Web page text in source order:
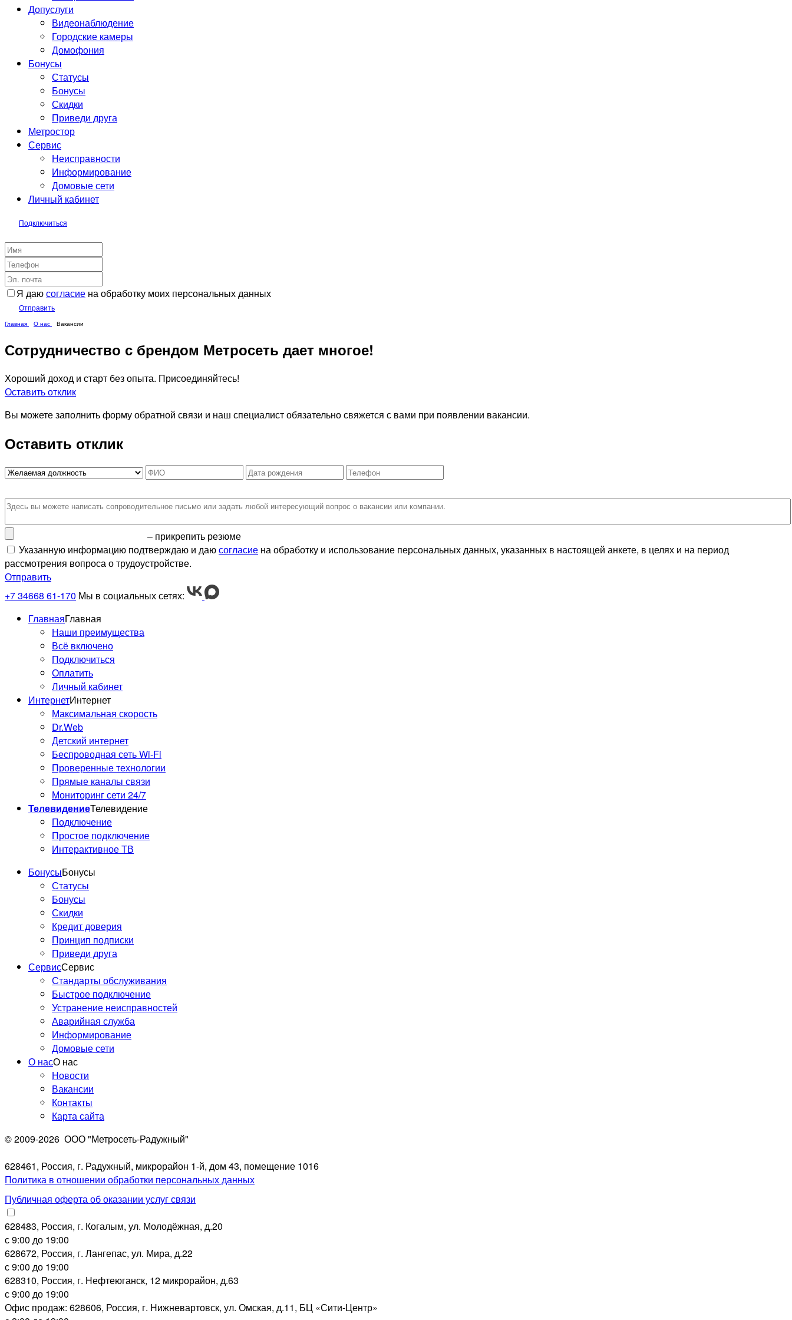
Допуслуги
Видеонаблюдение
Городские камеры
Домофония
Бонусы
Статусы
Бонусы
Скидки
Приведи друга
Метростор
Сервис
Неисправности
Информирование
Домовые сети
Личный кабинет
Подключиться
Я даюсогласие на обработку моих персональных данных
Отправить
Главная О нас Вакансии
Сотрудничество с брендом Метросеть дает многое!
Хороший доход и старт без опыта. Присоединяйтесь!
Оставить отклик
Вы можете заполнить форму обратной связи и наш специалист обязательно свяжется с вами при появлении вакансии.
Оставить отклик
– прикрепить резюме
Указанную информацию подтверждаю и даюсогласие на обработку и использование персональных данных, указанных в настоящей анкете, в целях и на период
рассмотрения вопроса о трудоустройстве.
Отправить
+7 34668 61-170 Мы в социальных сетях:
ГлавнаяГлавная
Наши преимущества
Всё включено
Подключиться
Оплатить
Личный кабинет
ИнтернетИнтернет
Максимальная скорость
Dr.Web
Детский интернет
Беспроводная сеть Wi-Fi
Проверенные технологии
Прямые каналы связи
Мониторинг сети 24/7
ТелевидениеТелевидение
Подключение
Простое подключение
Интерактивное ТВ
БонусыБонусы
Статусы
Бонусы
Скидки
Кредит доверия
Принцип подписки
Приведи друга
СервисСервис
Стандарты обслуживания
Быстрое подключение
Устранение неисправностей
Аварийная служба
Информирование
Домовые сети
О насО нас
Новости
Вакансии
Контакты
Карта сайта
© 2009-2026 ООО "Метросеть-Радужный"
628461, Россия, г. Радужный, микрорайон 1-й, дом 43, помещение 1016
Политика в отношении обработки персональных данных
Публичная оферта об оказании услуг связи
628483, Россия, г. Когалым, ул. Молодёжная, д.20
с 9:00 до 19:00
628672, Россия, г. Лангепас, ул. Мира, д.22
с 9:00 до 19:00
628310, Россия, г. Нефтеюганск, 12 микрорайон, д.63
с 9:00 до 19:00
Офис продаж: 628606, Россия, г. Нижневартовск, ул. Омская, д.11, БЦ «Сити-Центр»